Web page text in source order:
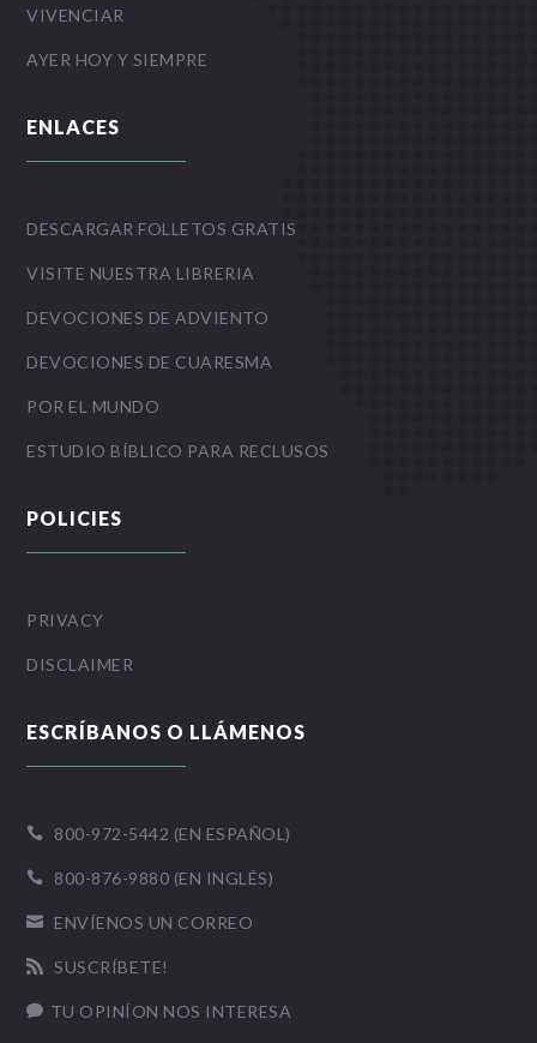
VIVENCIAR
AYER HOY Y SIEMPRE
ENLACES
DESCARGAR FOLLETOS GRATIS
VISITE NUESTRA LIBRERIA
DEVOCIONES DE ADVIENTO
DEVOCIONES DE CUARESMA
POR EL MUNDO
ESTUDIO BÍBLICO PARA RECLUSOS
POLICIES
PRIVACY
DISCLAIMER
ESCRÍBANOS O LLÁMENOS
 800-972-5442 (EN ESPAÑOL)
 800-876-9880 (EN INGLÉS)
 ENVÍENOS UN CORREO
 SUSCRÍBETE!
 TU OPINÍON NOS INTERESA